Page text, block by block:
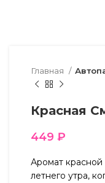
Главная
Красная
449 ₽
Аромат
летнего утра,